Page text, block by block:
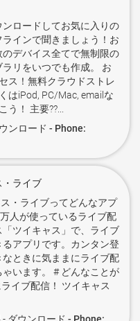
ンロードしてお気に入りの
インで聞きましょう！お
のデバイス全てで無制限の
リをいつでも作成。 お
ス！無料クラウドストレ
はiPod, PC/Mac, emailな
！ 主要??...
ンロード - Phone:
・ライブ
・ライブってどんなアプ
人が使っているライブ配
「ツイキャス」で、ライブ
アプリです。カンタン登
なときに気ままにライブ配
います。 # どんなことが
イブ配信！ ツイキャス